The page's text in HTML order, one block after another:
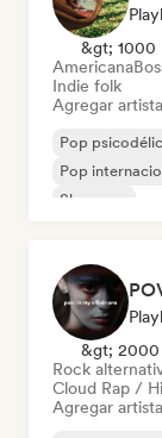
&gt; 1000
Americana
Indie folk
Agregar
Pop
Pop
Shoegaze
&gt; 2000
Rock
Cloud Rap /
Agregar